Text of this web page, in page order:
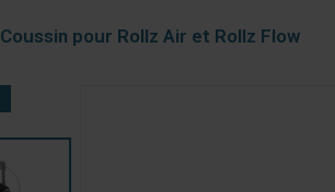
Coussin pour Rollz Air et Rollz Flow